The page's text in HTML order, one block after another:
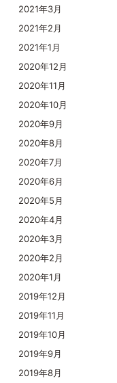
2021年3月
2021年2月
2021年1月
2020年12月
2020年11月
2020年10月
2020年9月
2020年8月
2020年7月
2020年6月
2020年5月
2020年4月
2020年3月
2020年2月
2020年1月
2019年12月
2019年11月
2019年10月
2019年9月
2019年8月